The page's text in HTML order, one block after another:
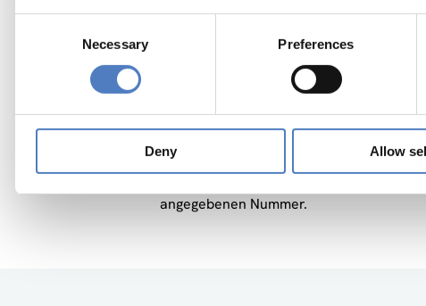
Necessary Preferences
Deny Allow
http://www.euindiacoop.org/2012/
Hauptorganisator derVeranstaltung ist
mit freundlicher Unterstützung weiterer
Business and Technology Centre,
Als österreichischer Partner im New
angegebenen Nummer.